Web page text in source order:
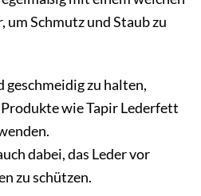
um Schmutz und Staub zu
geschmeidig zu halten,
wie Tapir Lederfett
dabei, das Leder vor
zu schützen.